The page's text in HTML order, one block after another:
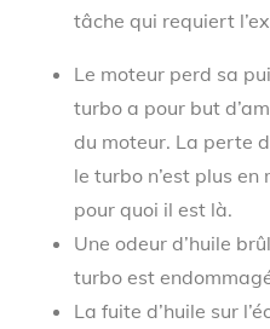
tâche qui requiert
Le moteur perd sa
turbo a pour but
du moteur. La perte
le turbo n’est plus en
pour quoi il est là.
Une odeur d’huile
turbo est
La fuite d’huile sur